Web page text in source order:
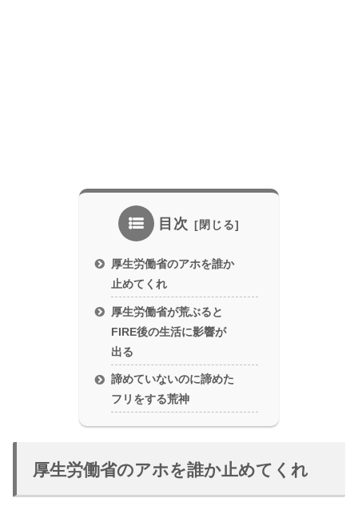
目次
厚生労働省のアホを誰か
止めてくれ
厚生労働省が荒ぶると
FIRE後の生活に影響が
出る
諦めていないのに諦めた
フリをする荒神
厚生労働省のアホを誰か止めてくれ